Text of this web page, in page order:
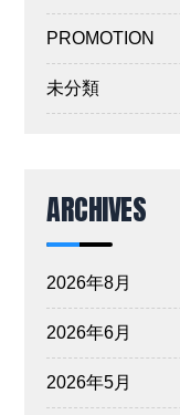
PROMOTION
未分類
ARCHIVES
2026年8月
2026年6月
2026年5月